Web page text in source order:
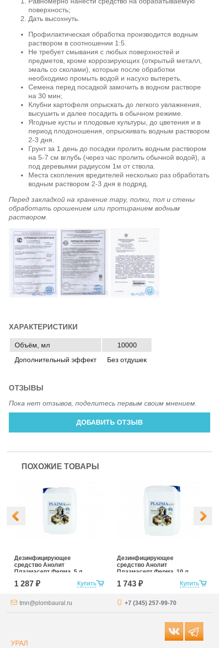
поверхность;
Дать высохнуть.
Профилактическая обработка производится водным
раствором в соотношении 1:5.
Не требует смывания с любых поверхностей и
предметов, кроме коррозирующих (открытый металл,
эмаль со сколами), которые после обработки
необходимо промыть водой и насухо вытереть.
Семена перед посадкой замочить в водном растворе
на 30 мин;
Клубни картофеля опрыскать до легкого увлажнения,
высушить и далее посадить в обычном режиме.
Ягодные кусты и плодовые культуры, до цветения и в
период плодоношения, опрыскивать водным раствором
2-3 дня.
Грунт за 1 день до посадки пролить водным раствором
на 5-7 см вглубь (через час пролить обычной водой), а
под деревьями радиусом 1м от ствола.
Места скопления вредителей несколько раз обработать
водным раствором 2-3 дня в подряд.
Перед закладкой на хранение тару, полки, пол и стены
обработать орошением или протиранием водным
раствором.
ХАРАКТЕРИСТИКИ
Объём, мл
10000
Дополнительный эффект
Без отдушек
ОТЗЫВЫ
Пока нет отзывов, поделитесь первым своим мнением.
ДОБАВИТЬ ОТЗЫВ
ПОХОЖИЕ ТОВАРЫ
Купить
Дезинфицирующее
средство Анолит
Плазмасепт Ферма, 5 л
1 287 ₽ Купить
Дезинфицирующее
средство Анолит
Плазмасепт Ферма, 10 л
1 743 ₽
tmn@plombaural.ru +7 (345) 257-99-70
УРАЛ